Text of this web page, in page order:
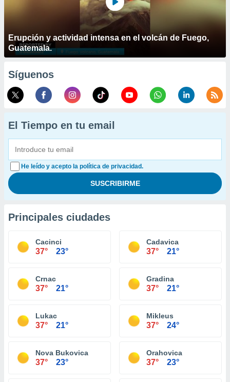
Erupción y actividad intensa en el volcán de Fuego,
Guatemala.
Síguenos
El Tiempo en tu email
He leído y acepto la política de privacidad.
Principales ciudades
Cacinci
37° 23°
Cadavica
37° 21°
Crnac
37° 21°
Gradina
37° 21°
Lukac
37° 21°
Mikleus
37° 24°
Nova Bukovica
37° 23°
Orahovica
37° 23°